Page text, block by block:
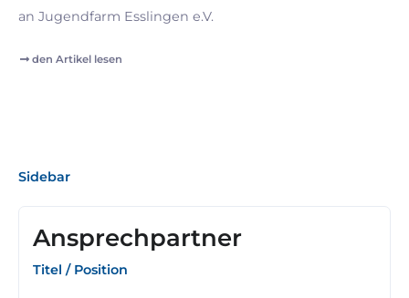
an Jugendfarm Esslingen e.V.
den Artikel lesen
Sidebar
Ansprechpartner
Titel / Position